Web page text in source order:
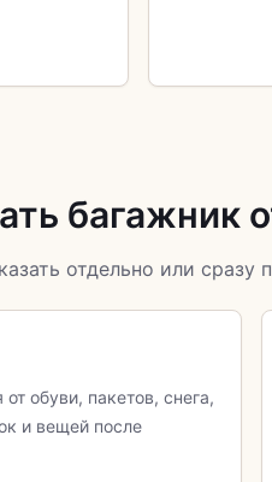
багажник
отдельно или сразу
обуви, пакетов, снега,
и вещей после